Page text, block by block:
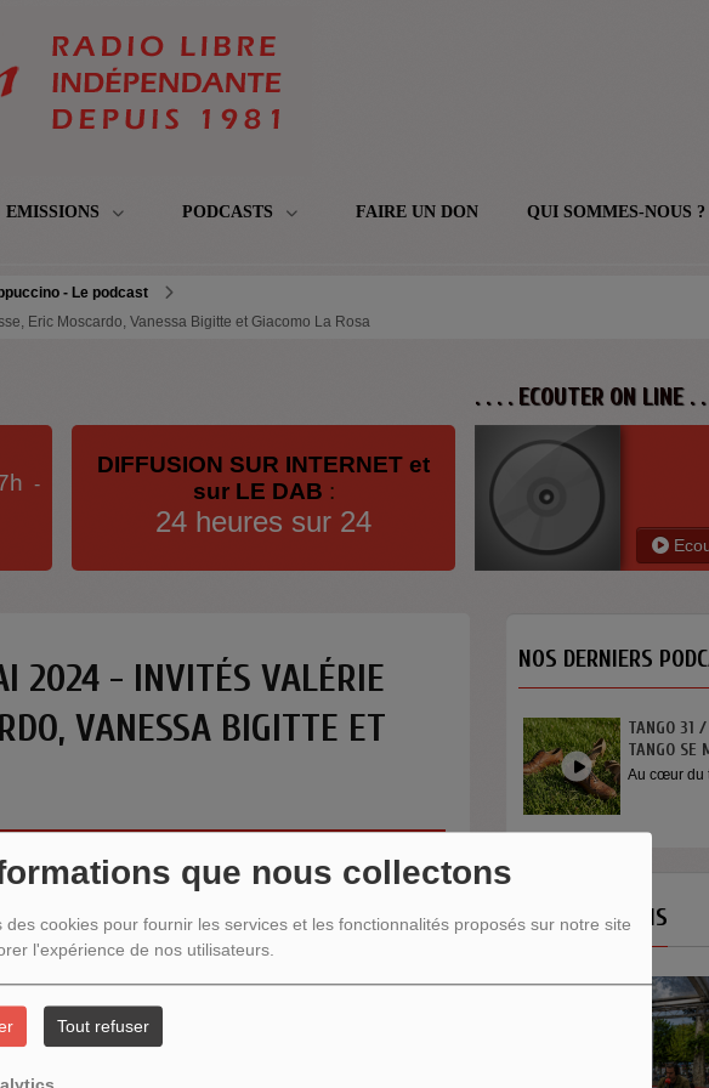
que nous collectons
des cookies pour fournir les services et les fonctionnalités proposés sur notre site
l'expérience de nos utilisateurs.
Tout refuser
EMISSIONS PODCASTS FAIRE UN DON QUI SOMMES-NOUS ?
- Le podcast
Eric Moscardo, Vanessa Bigitte et Giacomo La Rosa
-
DIFFUSION SUR INTERNET et
sur LE DAB :
24 heures sur 24
. . . . ECOUTER ON LINE .
2024 - INVITÉS VALÉRIE
VANESSA BIGITTE ET
NOS DERNIERS
TANGO 31
TANGO SE
Au cœur du
NOS ÉMISSIONS